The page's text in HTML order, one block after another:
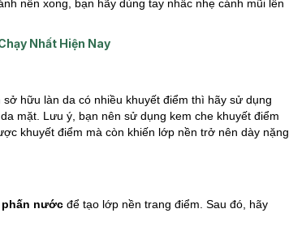
nền xong, bạn hãy dùng tay nhấc nhẹ cánh mũi lên
Nhất Hiện Nay
hữu làn da có nhiều khuyết điểm thì hãy sử dụng
mặt. Lưu ý, bạn nên sử dụng kem che khuyết điểm
khuyết điểm mà còn khiến lớp nền trở nên dày nặng,
nước để tạo lớp nền trang điểm. Sau đó, hãy